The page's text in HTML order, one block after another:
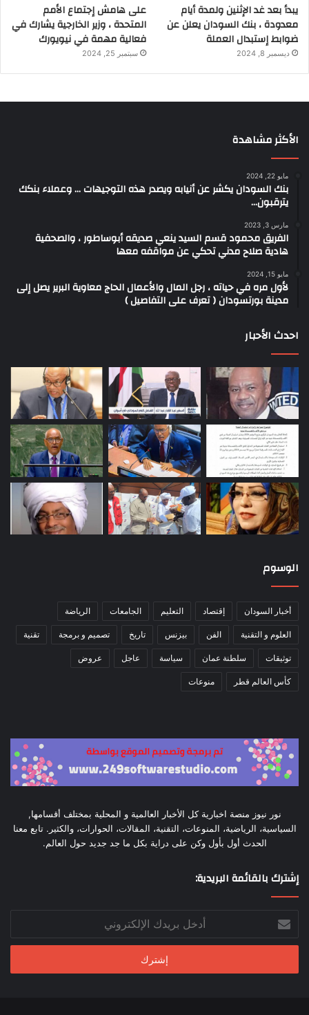
يبدأ بعد غد الإثنين ولمدة أيام
معدودة ، بنك السودان يعلن عن
ضوابط إستبدال العملة
ديسمبر 8, 2024
على هامش إجتماع الأمم
المتحدة ، وزير الخارجية يشارك في
فعالية مهمة في نيويورك
سبتمبر 25, 2024
الأكثر مشاهدة
مايو 22, 2024
بنك السودان يكشر عن أنيابه ويصدر هذه التوجيهات … وعملاء بنكك
يترقبون…
مارس 3, 2023
الفريق محمود قسم السيد ينعي صديقه أبوساطور ، والصحفية
هادية صلاح مدني تحكي عن مواقفه معها
مايو 15, 2024
لأول مره في حياته ، رجل المال والأعمال الحاج معاوية البرير يصل إلى
مدينة بورتسودان ( تعرف على التفاصيل )
احدث الأحبار
الوسوم
أخبار السودان إقتصاد التعليم الجامعات الرياضة
العلوم و التقنية الفن بيزنس تاريخ تصميم و برمجة تقنية
توثيقات سلطنة عمان سياسة عاجل عروض
كأس العالم قطر منوعات
نور نيوز منصة اخبارية كل الأخبار العالمية و المحلية بمختلف أقسامها,
السياسية، الرياضية، المنوعات، التقنية، المقالات، الحوارات، والكثير. تابع معنا
الحدث أول بأول وكن على دراية بكل ما جد جديد حول العالم.
إشترك بالقائمة البريدية:
بريدك
الإلكتروني